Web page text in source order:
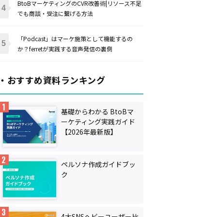
BtoBマーケティングのCVR改善術|リソース不足
でも商談・受注に繋げる方法
「Podcast」はマーケ施策として機能するの
か？ferretが実践する音声発信の裏側
・おすすめ資料ランキング
基礎からわかる BtoBマ
ーケティング実践ガイド
【2026年最新版】
ペルソナ作成ガイドブッ
ク